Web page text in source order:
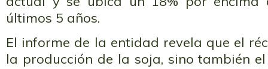
últimos 5 años.
El informe de la entidad revela que el
la producción de la soja, sino también